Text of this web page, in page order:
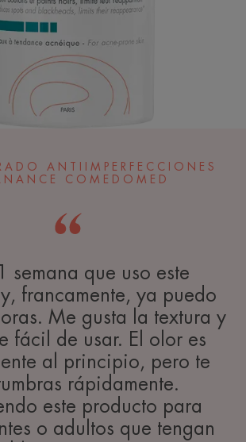
ANTIIMPERFECCIONES
COMEDOMED
semana que uso este
francamente, ya puedo
Me gusta la textura y
fácil de usar. El olor es
al principio, pero te
rápidamente.
este producto para
o adultos que tengan